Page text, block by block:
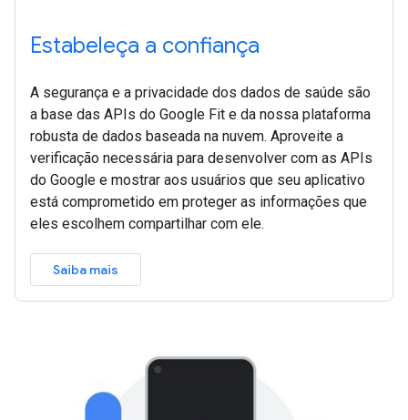
Estabeleça a confiança
A segurança e a privacidade dos dados de saúde são
a base das APIs do Google Fit e da nossa plataforma
robusta de dados baseada na nuvem. Aproveite a
verificação necessária para desenvolver com as APIs
do Google e mostrar aos usuários que seu aplicativo
está comprometido em proteger as informações que
eles escolhem compartilhar com ele.
Saiba mais